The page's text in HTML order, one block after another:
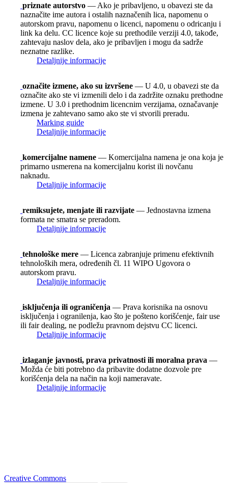
priznate autorstvo — Ako je pribavljeno, u obavezi ste da
naznačite ime autora i ostalih naznačenih lica, napomenu o
autorskom pravu, napomenu o licenci, napomenu o odricanju i
link ka delu. CC licence koje su prethodile verziji 4.0, takođe,
zahtevaju naslov dela, ako je pribavljen i mogu da sadrže
neznatne razlike.
Detaljnije informacije
označite izmene, ako su izvršene — U 4.0, u obavezi ste da
označite ako ste vi izmenili delo i da zadržite oznaku prethodne
izmene. U 3.0 i prethodnim licencnim verzijama, označavanje
izmena je zahtevano samo ako ste vi stvorili preradu.
Marking guide
Detaljnije informacije
komercijalne namene — Komercijalna namena je ona koja je
primarno usmerena na komercijalnu korist ili novčanu
naknadu.
Detaljnije informacije
remiksujete, menjate ili razvijate — Jednostavna izmena
formata ne smatra se preradom.
Detaljnije informacije
tehnološke mere — Licenca zabranjuje primenu efektivnih
tehnoloških mera, određenih čl. 11 WIPO Ugovora o
autorskom pravu.
Detaljnije informacije
isključenja ili ograničenja — Prava korisnika na osnovu
isključenja i ogranilenja, kao što je pošteno korišćenje, fair use
ili fair dealing, ne podležu pravnom dejstvu CC licenci.
Detaljnije informacije
izlaganje javnosti, prava privatnosti ili moralna prava —
Možda će biti potrebno da pribavite dodatne dozvole pre
korišćenja dela na način na koji nameravate.
Detaljnije informacije
Creative Commons